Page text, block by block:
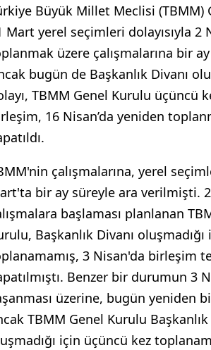
Büyük Millet Meclisi (TBMM)
Mart yerel seçimleri dolayısıyla 2
üzere çalışmalarına bir
bugün de Başkanlık Divanı
TBMM Genel Kurulu üçüncü
16 Nisan’da yeniden
çalışmalarına, yerel
bir ay süreyle ara verilmişti.
başlaması planlanan
Başkanlık Divanı oluşmadığı
3 Nisan'da birleşim
Benzer bir durumun 3
üzerine, bugün yeniden
TBMM Genel Kurulu Başkanlık
için üçüncü kez